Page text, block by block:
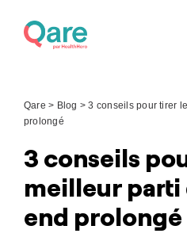
Qare > Blog >3 conseils pour tirer
prolongé
3 conseils
meilleur parti
end prolongé